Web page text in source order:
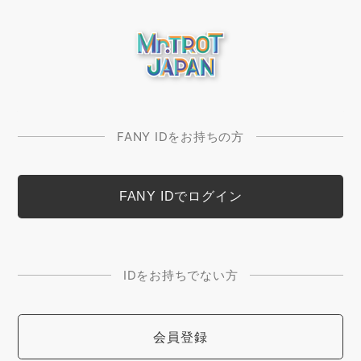
FANY IDをお持ちの方
IDをお持ちでない方
会員登録